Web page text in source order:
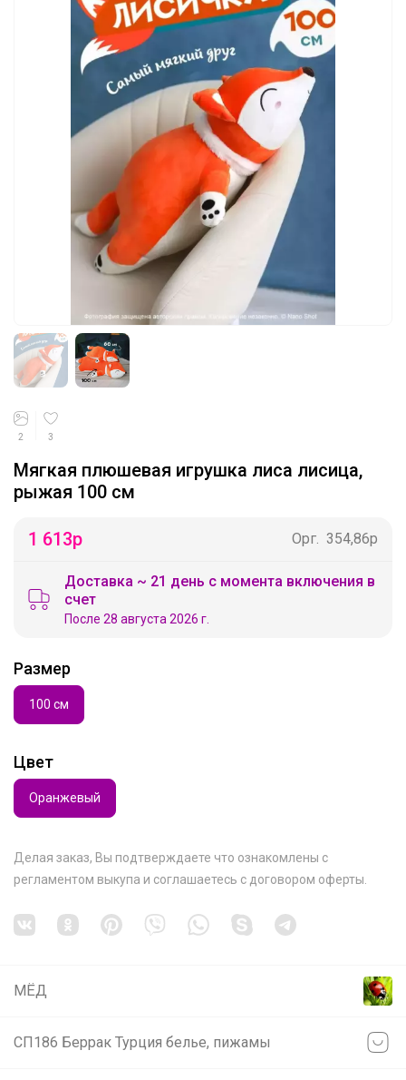
2 3
Мягкая плюшевая игрушка лиса лисица,
рыжая 100 см
1 613р Орг. 354,86р
Доставка ~ 21 день с момента включения в
счет
После 28 августа 2026 г.
Размер
100 см
Цвет
Оранжевый
Делая заказ, Вы подтверждаете что ознакомлены с
регламентом выкупа и соглашаетесь с договором оферты
МЁД
СП186 Беррак Турция белье, пижамы